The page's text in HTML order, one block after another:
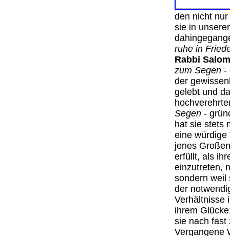
den nicht
sie in
ruhe in
Rabbi
zum Segen -
der
gelebt und
Segen -
hat sie stets
eine würdige
jenes
erfüllt, als
einzutreten,
sondern weil
der
Verhältnisse
ihrem
sie nach fast
Vergangene